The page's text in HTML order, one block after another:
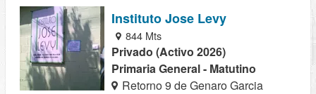
Instituto Jose Levy
844 Mts
Privado (Activo 2026)
Primaria General - Matutino
Retorno 9 de Genaro Garcia